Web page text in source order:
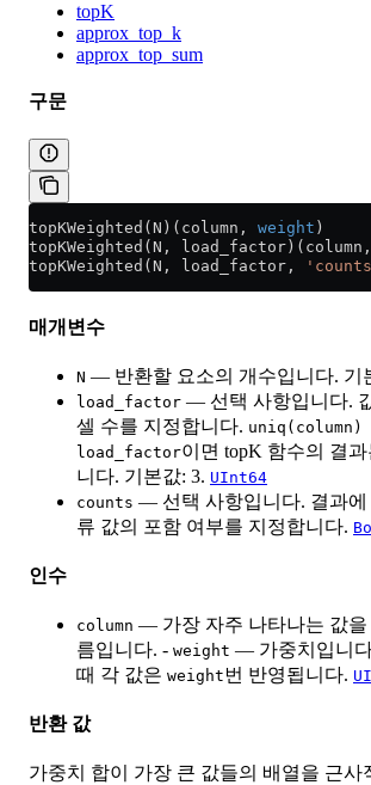
topK
approx_top_k
approx_top_sum
구문
topKWeighted(N)(column, weight )
topKWeighted(N,
topKWeighted(N, load_factor,
매개변수
N — 반환할 요소의 개수입니다. 기
load_factor — 선택 사항입니다.
셀 수를 지정합니다. uniq(column)
load_factor이면 topK 함수의 결
니다. 기본값: 3. UInt64
counts — 선택 사항입니다. 결과에
류 값의 포함 여부를 지정합니다.
인수
column — 가장 자주 나타나는 값을
름입니다. - weight — 가중치입니
때 각 값은 weight번 반영됩니다.
반환 값
가중치 합이 가장 큰 값들의 배열을 근사